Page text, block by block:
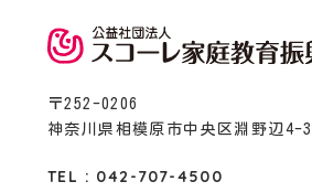
〒252-0206
神奈川県相模原市中央区淵野辺4-
TEL : 042-707-4500